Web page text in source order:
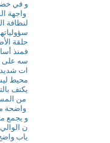
و في خضم
واجهة
لنظافة
حلقة
فمنذ
سه على
ات
محيط
يكتف
من
واضحة
و يجمع
ن
ياب